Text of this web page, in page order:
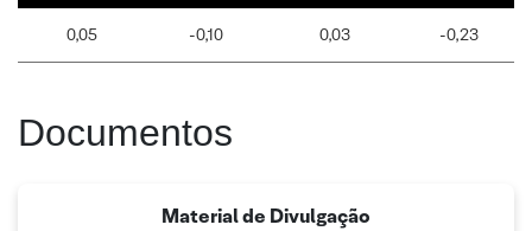
0,05 -0,10 0,03 -0,23
Documentos
Material de Divulgação